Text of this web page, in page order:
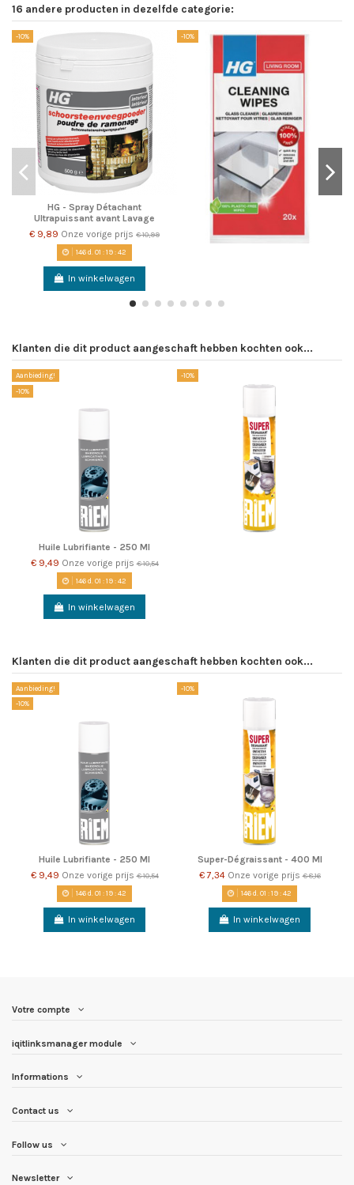
16 andere producten in dezelfde categorie:
-10%
HG - Spray Détachant
Ultrapuissant avant Lavage
€ 9,89 Onze vorige prijs € 10,99
146d.01 :19:42
In winkelwagen
-10%
Klanten die dit product aangeschaft hebben kochten ook...
Aanbieding!
-10%
Huile Lubrifiante - 250 Ml
€ 9,49 Onze vorige prijs€ 10,54
146d. 01 :19:42
In winkelwagen
-10%
Klanten die dit product aangeschaft hebben kochten ook...
Aanbieding!
-10%
Huile Lubrifiante - 250 Ml
€ 9,49 Onze vorige prijs€ 10,54
146d. 01 :19:42
In winkelwagen
-10%
Super-Dégraissant - 400 Ml
€ 7,34 Onze vorige prijs€ 8,16
146d. 01 :19:42
In winkelwagen
Votre compte
iqitlinksmanager module
Informations
Contact us
Follow us
Newsletter